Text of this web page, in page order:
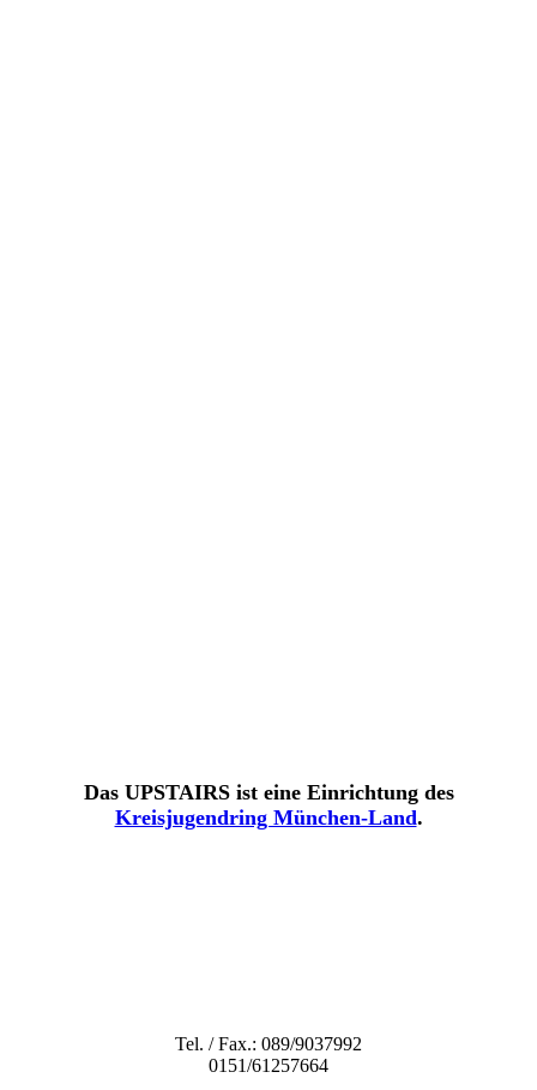
Das UPSTAIRS ist eine Einrichtung des
Kreisjugendring München-Land.
Tel. / Fax.: 089/9037992
0151/61257664